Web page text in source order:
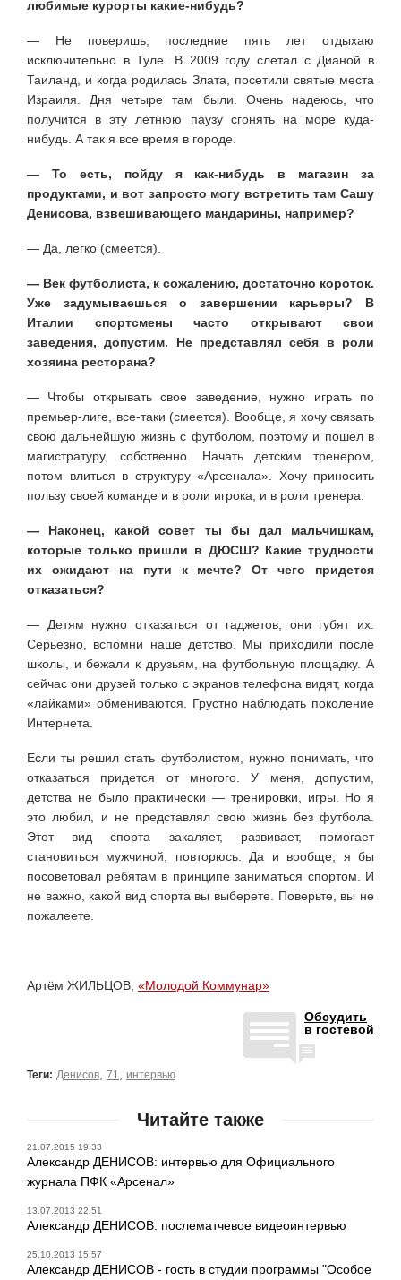
любимые курорты какие-нибудь?
— Не поверишь, последние пять лет отдыхаю
исключительно в Туле. В 2009 году слетал с Дианой в
Таиланд, и когда родилась Злата, посетили святые места
Израиля. Дня четыре там были. Очень надеюсь, что
получится в эту летнюю паузу сгонять на море куда-
нибудь. А так я все время в городе.
— То есть, пойду я как-нибудь в магазин за
продуктами, и вот запросто могу встретить там Сашу
Денисова, взвешивающего мандарины, например?
— Да, легко (смеется).
— Век футболиста, к сожалению, достаточно короток.
Уже задумываешься о завершении карьеры? В
Италии спортсмены часто открывают свои
заведения, допустим. Не представлял себя в роли
хозяина ресторана?
— Чтобы открывать свое заведение, нужно играть по
премьер-лиге, все-таки (смеется). Вообще, я хочу связать
свою дальнейшую жизнь с футболом, поэтому и пошел в
магистратуру, собственно. Начать детским тренером,
потом влиться в структуру «Арсенала». Хочу приносить
пользу своей команде и в роли игрока, и в роли тренера.
— Наконец, какой совет ты бы дал мальчишкам,
которые только пришли в ДЮСШ? Какие трудности
их ожидают на пути к мечте? От чего придется
отказаться?
— Детям нужно отказаться от гаджетов, они губят их.
Серьезно, вспомни наше детство. Мы приходили после
школы, и бежали к друзьям, на футбольную площадку. А
сейчас они друзей только с экранов телефона видят, когда
«лайками» обмениваются. Грустно наблюдать поколение
Интернета.
Если ты решил стать футболистом, нужно понимать, что
отказаться придется от многого. У меня, допустим,
детства не было практически — тренировки, игры. Но я
это любил, и не представлял свою жизнь без футбола.
Этот вид спорта закаляет, развивает, помогает
становиться мужчиной, повторюсь. Да и вообще, я бы
посоветовал ребятам в принципе заниматься спортом. И
не важно, какой вид спорта вы выберете. Поверьте, вы не
пожалеете.
Артём ЖИЛЬЦОВ, «Молодой Коммунар»
Обсудить
в гостевой
Теги: Денисов 71 интервью
Читайте также
21.07.2015 19:33
Александр ДЕНИСОВ: интервью для Официального
журнала ПФК «Арсенал»
13.07.2013 22:51
Александр ДЕНИСОВ: послематчевое видеоинтервью
25.10.2013 15:57
Александр ДЕНИСОВ - гость в студии программы "Особое